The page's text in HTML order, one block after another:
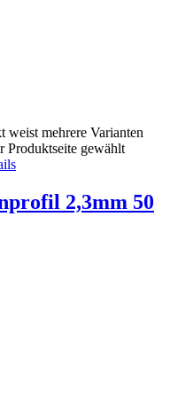
weist mehrere Varianten
Produktseite gewählt
2,3mm 50